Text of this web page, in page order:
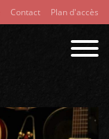
Contact Plan d'accès